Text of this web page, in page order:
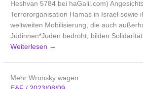
Heshvan 5784 bei haGalil.com)
Terrororganisation Hamas in Israel sowie
weltweiten Mobilisierung, die auch
Jüdinnen*Juden bedroht, bilden
Weiterlesen →
Mehr Wronsky wagen